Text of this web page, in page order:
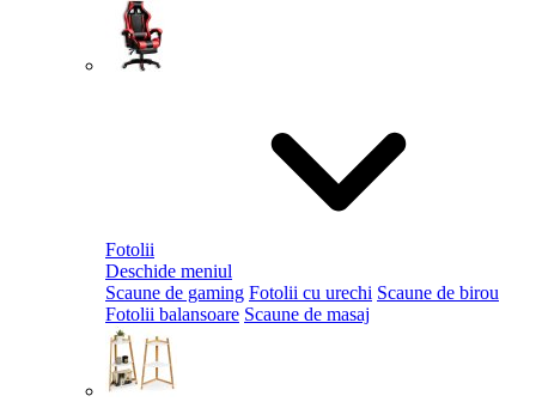
Fotolii
Deschide meniul
Scaune de gaming Fotolii cu urechi Scaune de birou
Fotolii balansoare Scaune de masaj